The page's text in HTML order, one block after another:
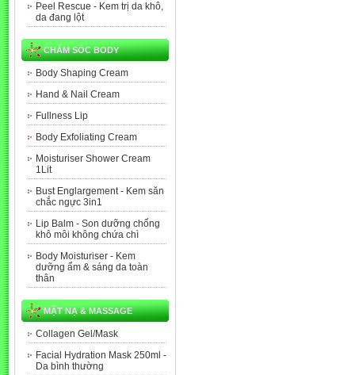
Peel Rescue - Kem trị da khô,
da đang lột
CHĂM SÓC BODY
Body Shaping Cream
Hand & Nail Cream
Fullness Lip
Body Exfoliating Cream
Moisturiser Shower Cream
1Lit
Bust Englargement - Kem săn
chắc ngực 3in1
Lip Balm - Son dưỡng chống
khô môi không chứa chì
Body Moisturiser - Kem
dưỡng ẩm & sáng da toàn
thân
MẶT NẠ & MASSAGE
Collagen Gel/Mask
Facial Hydration Mask 250ml -
Da bình thường